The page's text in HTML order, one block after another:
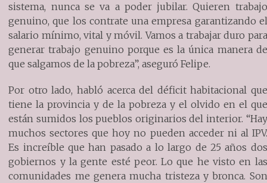
sistema, nunca se va a poder jubilar. Quieren trabajo
genuino, que los contrate una empresa garantizando el
salario mínimo, vital y móvil. Vamos a trabajar duro para
generar trabajo genuino porque es la única manera de
que salgamos de la pobreza”, aseguró Felipe.
Por otro lado, habló acerca del déficit habitacional que
tiene la provincia y de la pobreza y el olvido en el que
están sumidos los pueblos originarios del interior. “Hay
muchos sectores que hoy no pueden acceder ni al IPV.
Es increíble que han pasado a lo largo de 25 años dos
gobiernos y la gente esté peor. Lo que he visto en las
comunidades me genera mucha tristeza y bronca. Son